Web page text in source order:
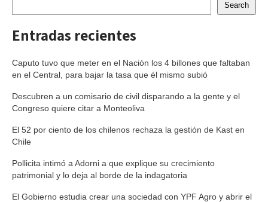
Search
Entradas recientes
Caputo tuvo que meter en el Nación los 4 billones que faltaban
en el Central, para bajar la tasa que él mismo subió
Descubren a un comisario de civil disparando a la gente y el
Congreso quiere citar a Monteoliva
El 52 por ciento de los chilenos rechaza la gestión de Kast en
Chile
Pollicita intimó a Adorni a que explique su crecimiento
patrimonial y lo deja al borde de la indagatoria
El Gobierno estudia crear una sociedad con YPF Agro y abrir el